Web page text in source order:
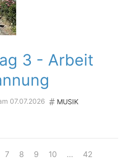
3 - Arbeit
07.07.2026 MUSIK
7 8 9 10 …
42